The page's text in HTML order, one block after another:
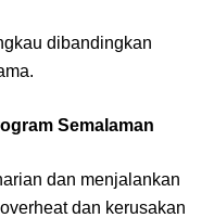
dibandingkan
Semalaman
dan menjalankan
dan kerusakan